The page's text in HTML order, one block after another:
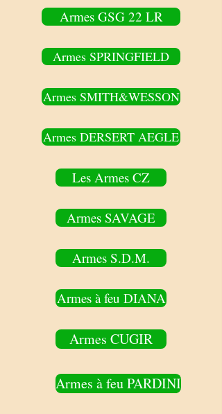
Armes GSG 22 LR
Armes SPRINGFIELD
Armes SMITH&WESSON
Armes DERSERT AEGLE
Les Armes CZ
Armes SAVAGE
Armes S.D.M.
Armes à feu DIANA
Armes CUGIR
Armes à feu PARDINI